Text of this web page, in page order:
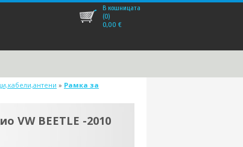
В кошницата
(0)
0,00 €
» Рамка за
VW BEETLE -2010